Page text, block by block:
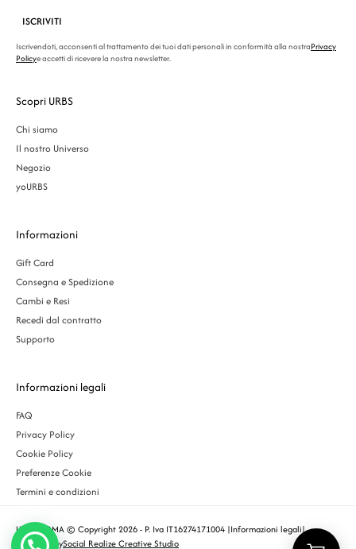
ISCRIVITI
Iscrivendoti, acconsenti al trattamento dei tuoi dati personali in conformità alla nostraPrivacy
Policye accetti di ricevere la nostra newsletter.
Scopri URBS
Chi siamo
Il nostro Universo
Negozio
yoURBS
Informazioni
Gift Card
Consegna e Spedizione
Cambi e Resi
Recedi dal contratto
Supporto
Informazioni legali
FAQ
Privacy Policy
Cookie Policy
Preferenze Cookie
Termini e condizioni
URBS ROMA © Copyright 2026 - P. Iva IT16274171004 |Informazioni legali|
Designed bySocial Realize Creative Studio